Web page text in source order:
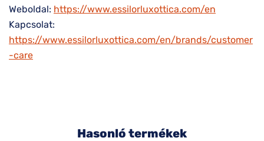
Weboldal: https://www.essilorluxottica.com/en
Kapcsolat:
https://www.essilorluxottica.com/en/brands/customer
-care
Hasonló termékek